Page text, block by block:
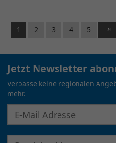
1 2 3 4 5
Jetzt Newsletter
Verpasse keine regionalen
mehr.